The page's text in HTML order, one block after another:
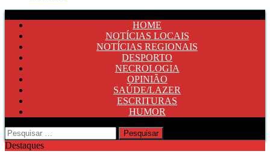
HOME
NOTÍCIAS LOCAIS
NOTÍCIAS REGIONAIS
DESPORTO
NECROLOGIA
OPINIÃO
SAÚDE/LAZER
ESCRITURAS
HUMOR
Pesquisar
por:
Destaques